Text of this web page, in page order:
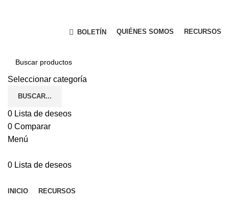
BOLETÍN QUIÉNES SOMOS RECURSOS
Seleccionar categoría
BUSCAR...
0 Lista de deseos
0 Comparar
Menú
0 Lista de deseos
INICIO RECURSOS